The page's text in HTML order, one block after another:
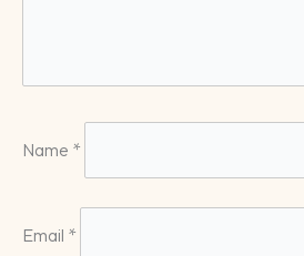
Name *
Email *